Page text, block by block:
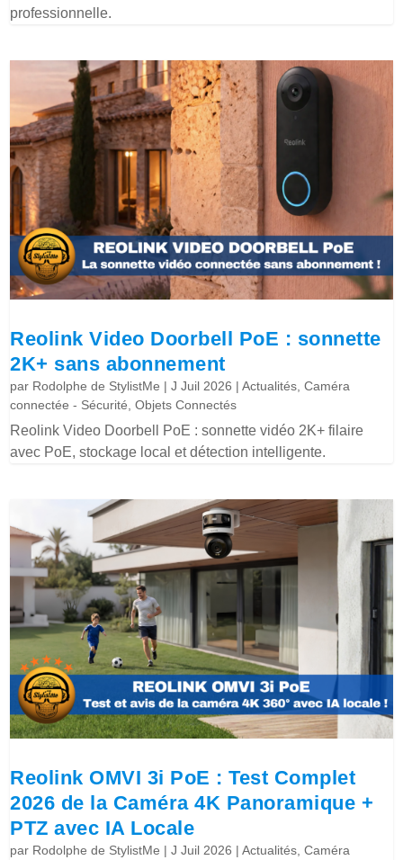
professionnelle.
Reolink Video Doorbell PoE : sonnette
2K+ sans abonnement
par Rodolphe de StylistMe |J Juil 2026 |Actualités ,Caméra
connectée - Sécurité ,Objets Connectés
Reolink Video Doorbell PoE : sonnette vidéo 2K+ filaire
avec PoE, stockage local et détection intelligente.
Reolink OMVI 3i PoE : Test Complet
2026 de la Caméra 4K Panoramique +
PTZ avec IA Locale
par Rodolphe de StylistMe |J Juil 2026 |Actualités ,Caméra